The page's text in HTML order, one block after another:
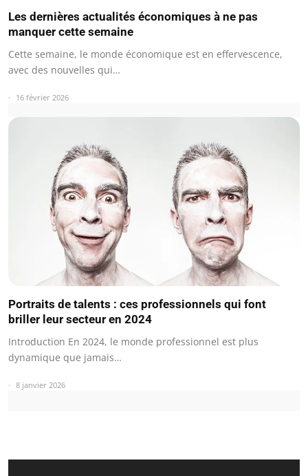
Les dernières actualités économiques à ne pas
manquer cette semaine
Cette semaine, le monde économique est en effervescence,
avec des nouvelles qui…
16 février 2026
Portraits de talents : ces professionnels qui font
briller leur secteur en 2024
Introduction En 2024, le monde professionnel est plus
dynamique que jamais…
8 janvier 2026